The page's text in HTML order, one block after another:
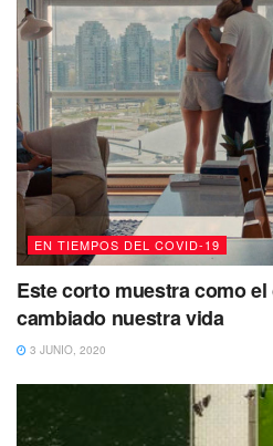
EN TIEMPOS DEL COVID-19
Este corto muestra como
cambiado nuestra vida
3 JUNIO, 2020